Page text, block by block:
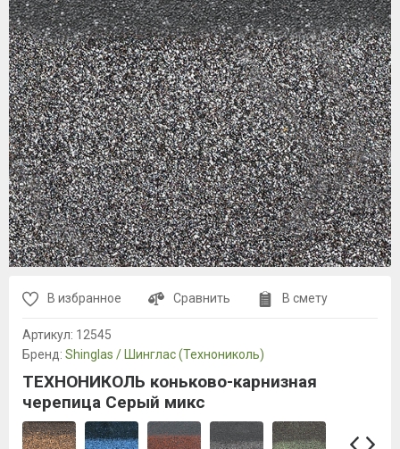
В избранное Сравнить В смету
Артикул: 12545
Бренд: Shinglas / Шинглас (Технониколь)
ТЕХНОНИКОЛЬ коньково-карнизная
черепица Серый микс